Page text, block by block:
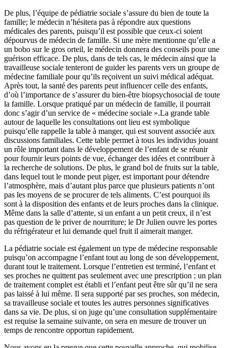
De plus, l’équipe de pédiatrie sociale s’assure du bien de toute la
famille; le médecin n’hésitera pas à répondre aux questions
médicales des parents, puisqu’il est possible que ceux-ci soient
dépourvus de médecin de famille. Si une mère mentionne qu’elle a
un bobo sur le gros orteil, le médecin donnera des conseils pour une
guérison efficace. De plus, dans de tels cas, le médecin ainsi que la
travailleuse sociale tenteront de guider les parents vers un groupe de
médecine familiale pour qu’ils reçoivent un suivi médical adéquat.
Après tout, la santé des parents peut influencer celle des enfants,
d’où l’importance de s’assurer du bien-être biopsychosocial de toute
la famille. Lorsque pratiqué par un médecin de famille, il pourrait
donc s’agir d’un service de « médecine sociale ».La grande table
autour de laquelle les consultations ont lieu est symbolique
puisqu’elle rappelle la table à manger, qui est souvent associée aux
discussions familiales. Cette table permet à tous les individus jouant
un rôle important dans le développement de l’enfant de se réunir
pour fournir leurs points de vue, échanger des idées et contribuer à
la recherche de solutions. De plus, le grand bol de fruits sur la table,
dans lequel tout le monde peut piger, est important pour détendre
l’atmosphère, mais d’autant plus parce que plusieurs patients n’ont
pas les moyens de se procurer de tels aliments. C’est pourquoi ils
sont à la disposition des enfants et de leurs proches dans la clinique.
Même dans la salle d’attente, si un enfant a un petit creux, il n’est
pas question de le priver de nourriture; le Dr Julien ouvre les portes
du réfrigérateur et lui demande quel fruit il aimerait manger.
La pédiatrie sociale est également un type de médecine responsable
puisqu’on accompagne l’enfant tout au long de son développement,
durant tout le traitement. Lorsque l’entretien est terminé, l’enfant et
ses proches ne quittent pas seulement avec une prescription ; un plan
de traitement complet est établi et l’enfant peut être sûr qu’il ne sera
pas laissé à lui même. Il sera supporté par ses proches, son médecin,
sa travailleuse sociale et toutes les autres personnes significatives
dans sa vie. De plus, si on juge qu’une consultation supplémentaire
est requise la semaine suivante, on sera en mesure de trouver un
temps de rencontre opportun rapidement.